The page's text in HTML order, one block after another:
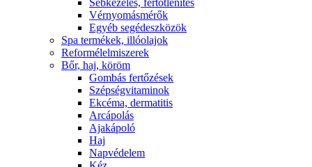
Sebkezelés, fertőtlenítés
Vérnyomásmérők
Egyéb segédeszközök
Spa termékek, illóolajok
Reformélelmiszerek
Bőr, haj, köröm
Gombás fertőzések
Szépségvitaminok
Ekcéma, dermatitis
Arcápolás
Ajakápoló
Haj
Napvédelem